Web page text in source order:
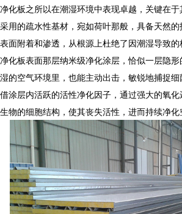
净化板之所以在潮湿环境中表现卓越，关键在
采用的疏水性基材，宛如荷叶那般，具备天然
表面附着和渗透，从根源上杜绝了因潮湿导致
净化板表面那层纳米级净化涂层，恰似一层隐形
湿的空气环境里，也能主动出击，敏锐地捕捉
借涂层内活跃的活性净化因子，通过强大的氧
生物的细胞结构，使其丧失活性，进而持续净化